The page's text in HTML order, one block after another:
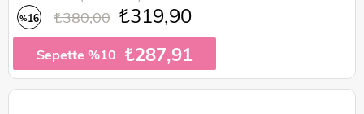
%16 ₺380,00 ₺319,90
Sepette %10 ₺287,91